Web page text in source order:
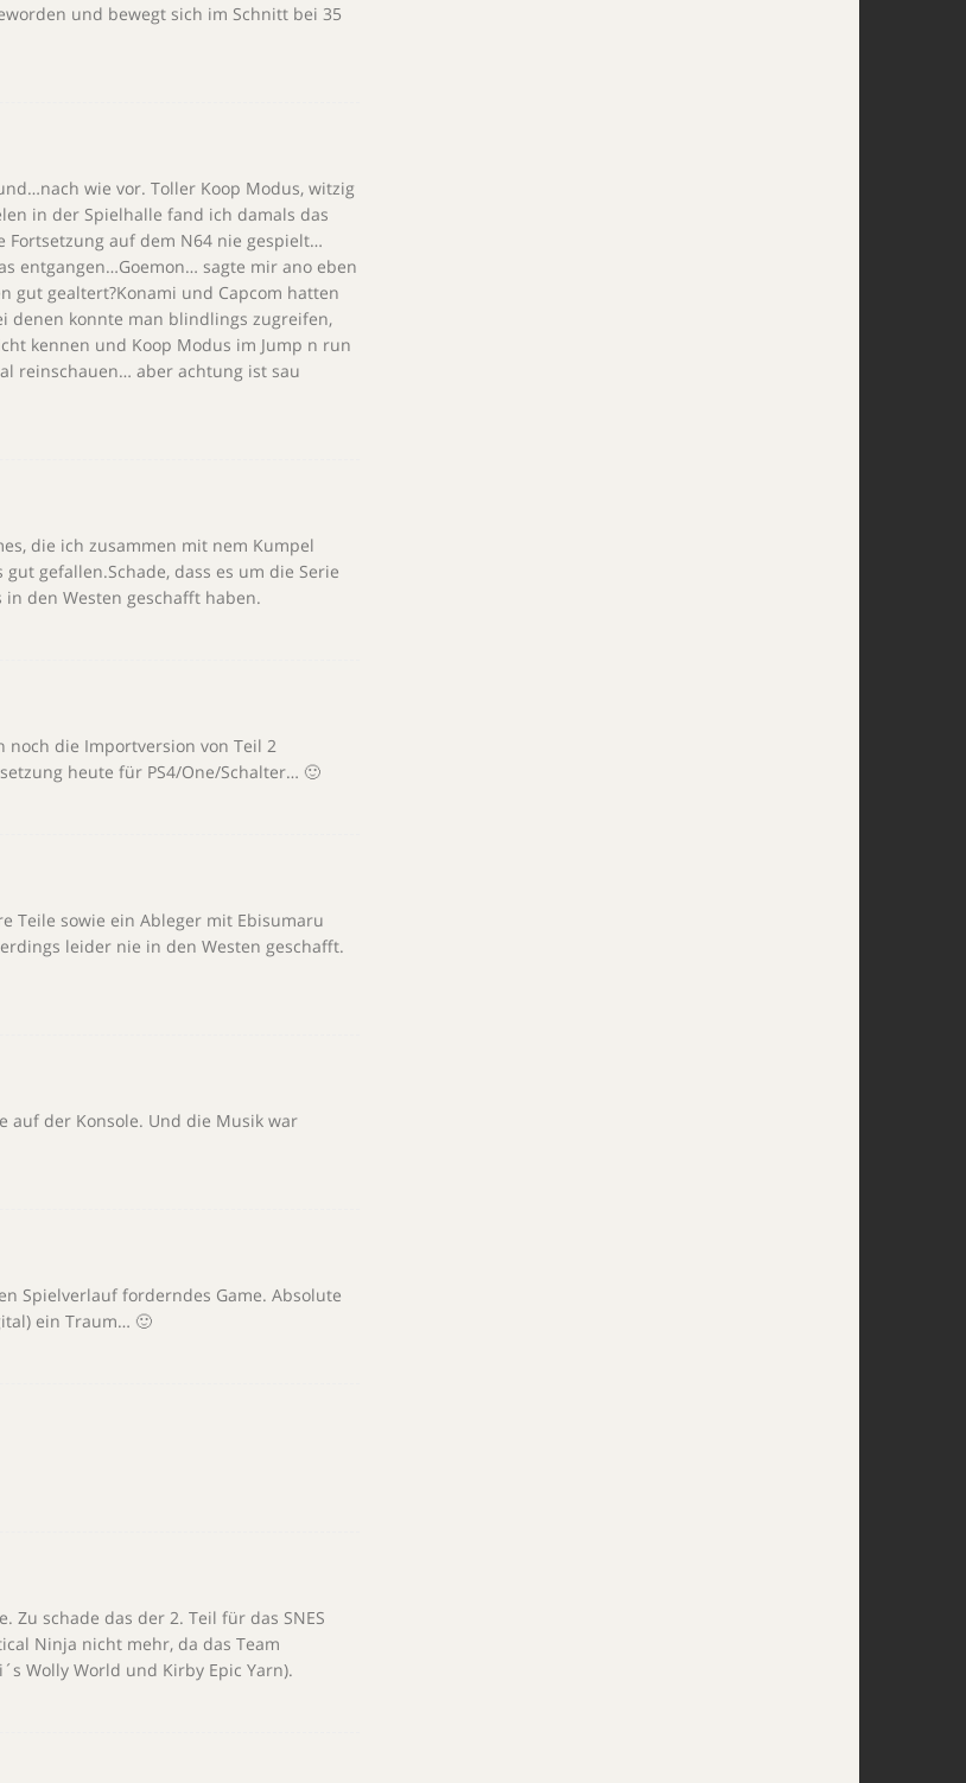
und bewegt sich im Schnitt bei 35
wie vor. Toller Koop Modus, witzig
in der Spielhalle fand ich damals das
Fortsetzung auf dem N64 nie gespielt…
entgangen…Goemon… sagte mir ano eben
gut gealtert?Konami und Capcom hatten
denen konnte man blindlings zugreifen,
kennen und Koop Modus im Jump n run
reinschauen… aber achtung ist sau
die ich zusammen mit nem Kumpel
gefallen.Schade, dass es um die Serie
den Westen geschafft haben.
noch die Importversion von Teil 2
heute für PS4/One/Schalter… 🙂
Teile sowie ein Ableger mit Ebisumaru
leider nie in den Westen geschafft.
auf der Konsole. Und die Musik war
Spielverlauf forderndes Game. Absolute
ein Traum… 🙂
Zu schade das der 2. Teil für das SNES
Ninja nicht mehr, da das Team
Wolly World und Kirby Epic Yarn).